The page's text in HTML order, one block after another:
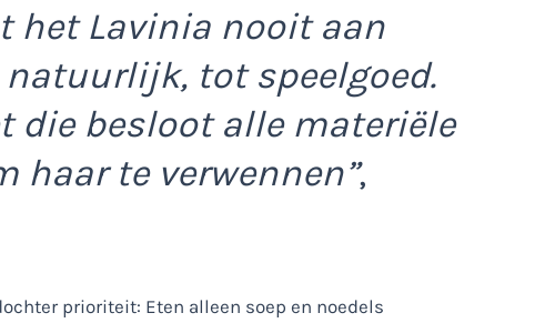
het Lavinia nooit aan
tot speelgoed.
die besloot alle materiële
haar te verwennen”,